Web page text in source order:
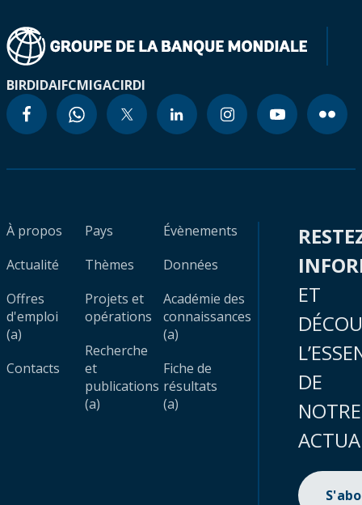
BIRDIDAIFCMIGACIRDI
À propos
Actualité
Offres
d'emploi
(a)
Contacts
Pays
Thèmes
Projets et
opérations
Recherche
et
publications
(a)
Évènements
Données
Académie des
connaissances
(a)
Fiche de
résultats
(a)
ET
DE
NOTRE